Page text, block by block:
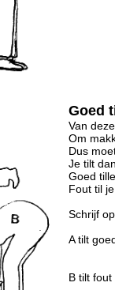
Goed
Van
Om
Dus
Je tilt
Goed
Fout til
Schrijf
A tilt
B tilt fout